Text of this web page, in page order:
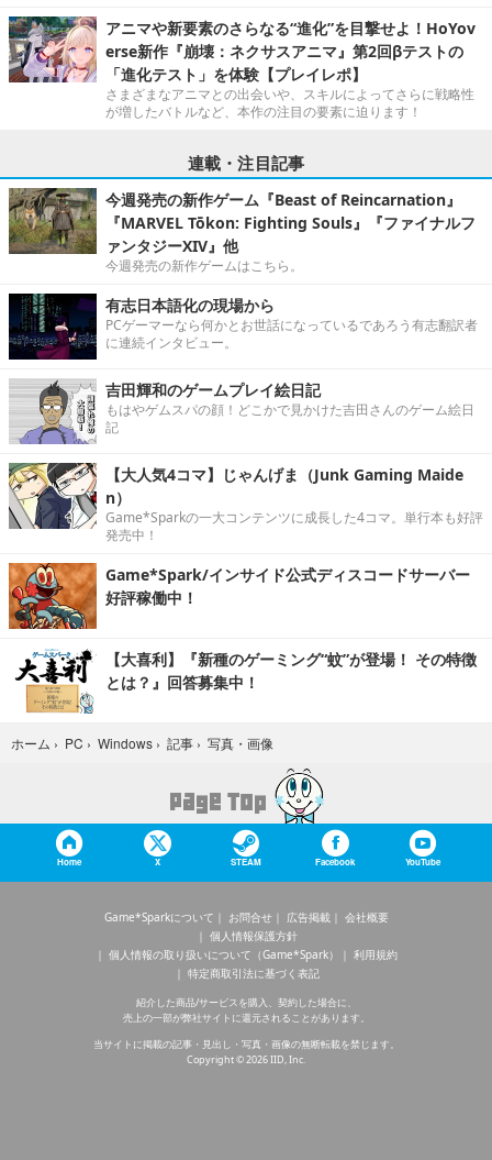
アニマや新要素のさらなる“進化”を目撃せよ！HoYov
erse新作『崩壊：ネクサスアニマ』第2回βテストの
「進化テスト」を体験【プレイレポ】
さまざまなアニマとの出会いや、スキルによってさらに戦略性
が増したバトルなど、本作の注目の要素に迫ります！
連載・注目記事
今週発売の新作ゲーム『Beast of Reincarnation』
『MARVEL Tōkon: Fighting Souls』『ファイナルフ
ァンタジーXIV』他
今週発売の新作ゲームはこちら。
有志日本語化の現場から
PCゲーマーなら何かとお世話になっているであろう有志翻訳者
に連続インタビュー。
吉田輝和のゲームプレイ絵日記
もはやゲムスパの顔！どこかで見かけた吉田さんのゲーム絵日
記
【大人気4コマ】じゃんげま（Junk Gaming Maide
n）
Game*Sparkの一大コンテンツに成長した4コマ。単行本も好評
発売中！
Game*Spark/インサイド公式ディスコードサーバー
好評稼働中！
【大喜利】『新種のゲーミング“蚊”が登場！ その特徴
とは？』回答募集中！
ホーム › PC › Windows › 記事 › 写真・画像
Home X STEAM Facebook YouTube
Game*Sparkについて お問合せ 広告掲載
会社概要
個人情報保護方針
個人情報の取り扱いについて（Game*Spark）
利用規約
特定商取引法に基づく表記
紹介した商品/サービスを購入、契約した場合に、
売上の一部が弊社サイトに還元されることがあります。
当サイトに掲載の記事・見出し・写真・画像の無断転載を禁じます。
Copyright © 2026 IID, Inc.